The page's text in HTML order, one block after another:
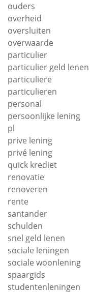
ouders
overheid
oversluiten
overwaarde
particulier
particulier geld lenen
particuliere
particulieren
personal
persoonlijke lening
pl
prive lening
privé lening
quick krediet
renovatie
renoveren
rente
santander
schulden
snel geld lenen
sociale leningen
sociale woonlening
spaargids
studentenleningen